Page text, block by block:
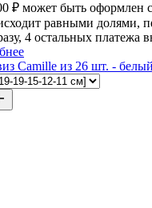
₽ может быть оформлен
равными долями,
4 остальных платежа
Camille из 26 шт. -